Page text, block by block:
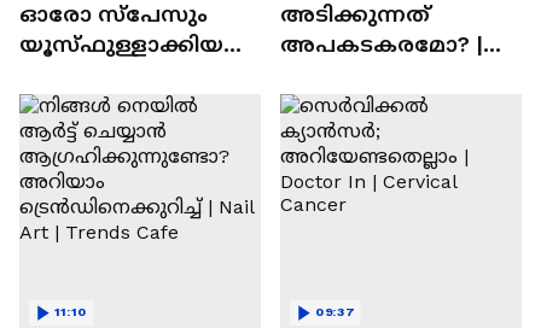
ഓരോ സ്‌പേസും
യൂസ്ഫുള്ളാക്കിയ
അടിക്കുന്നത്
അപകടകരമോ? |
11:10 09:37